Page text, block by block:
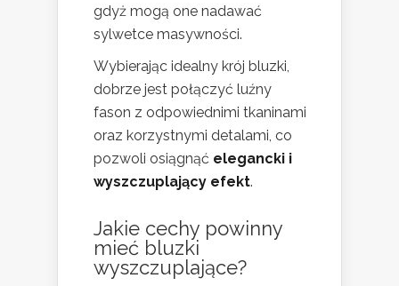
gdyż mogą one nadawać
sylwetce masywności.
Wybierając idealny krój bluzki,
dobrze jest połączyć luźny
fason z odpowiednimi tkaninami
oraz korzystnymi detalami, co
pozwoli osiągnąć elegancki i
wyszczuplający efekt.
Jakie cechy powinny
mieć bluzki
wyszczuplające?